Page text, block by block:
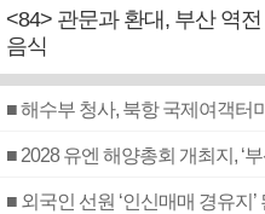
<84> 관문과 환대, 부산 역전
음식
■ 해수부 청사, 북항 국제여객터
■ 2028 유엔 해양총회 개최지, ‘
■ 외국인 선원 ‘인신매매 경유지